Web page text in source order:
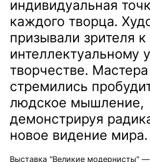
индивидуальная
каждого творца.
призывали зрителя к
интеллектуальному
творчестве. Мастера
стремились
людское мышление,
демонстрируя
новое видение мира.
Выставка "Великие модернисты"